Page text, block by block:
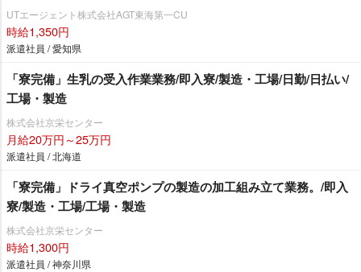
UTエージェント株式会社AGT東海第一CU
時給1,350円
派遣社員 / 愛知県
「寮完備」生乳の受入作業業務/即入寮/製造・工場/日勤/日払い/
工場・製造
株式会社京栄センター
月給20万円～25万円
派遣社員 / 北海道
「寮完備」ドライ真空ポンプの製造の加工組み立て業務。/即入
寮/製造・工場/工場・製造
株式会社京栄センター
時給1,300円
派遣社員 / 神奈川県